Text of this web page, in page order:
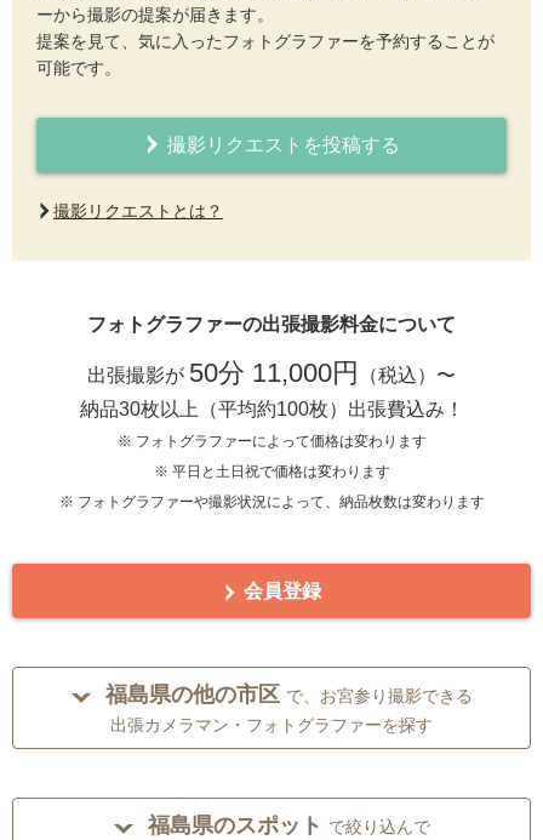
ーから撮影の提案が届きます。
提案を見て、気に入ったフォトグラファーを予約することが
可能です。
撮影リクエストを投稿する
撮影リクエストとは？
フォトグラファーの出張撮影料金について
出張撮影が 50分 11,000円
（税込）〜
納品30枚以上（平均約100枚）出張費込み！
※ フォトグラファーによって価格は変わります
※ 平日と土日祝で価格は変わります
※ フォトグラファーや撮影状況によって、納品枚数は変わります
会員登録
福島県の他の市区 で、お宮参り撮影できる
出張カメラマン・フォトグラファーを探す
福島県のスポット で絞り込んで